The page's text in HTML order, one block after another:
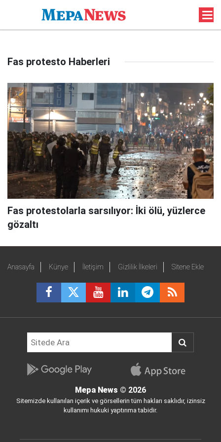
Fas protesto Haberleri
Fas protestolarla sarsılıyor: İki ölü, yüzlerce
gözaltı
Anasayfa Künye İletişim Gizlilik İlkeleri Sitene Ekle
Mepa News © 2026
Sitemizde kullanılan içerik ve görsellerin tüm hakları saklıdır, izinsiz
kullanımı hukuki yaptırıma tabidir.